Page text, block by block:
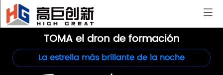
Casa / Zumbido / TOMA
TOMA el dron de formación
La estrella más brillante de la noche